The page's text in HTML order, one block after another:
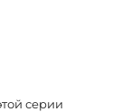
серии